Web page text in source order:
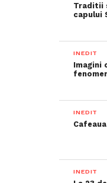
Traditii
capului
INEDIT
Imagini
INEDIT
INEDIT